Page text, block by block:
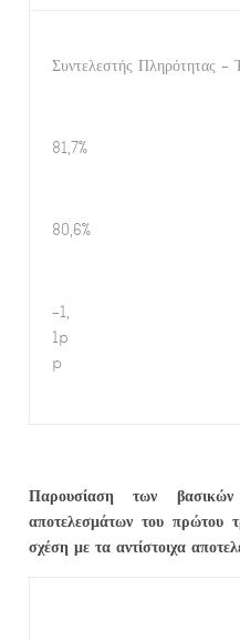
Συντελεστής Πληρότητας –
81,7%
80,6%
-1,
1p
p
Παρουσίαση των βασικών
αποτελεσμάτων του πρώτου
σχέση με τα αντίστοιχα